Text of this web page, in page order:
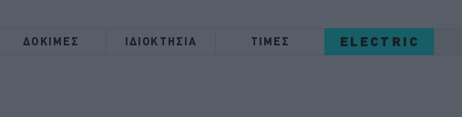
ΔΟΚΙΜΕΣ ΙΔΙΟΚΤΗΣΙΑ ΤΙΜΕΣ ELECTRIC